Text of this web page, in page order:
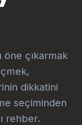
öne çıkarmak
dikkatini
seçiminden
rehber.